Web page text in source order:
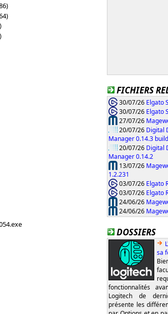
FICHIERS
30/07/26 Elgato
30/07/26 Elgato
27/07/26
20/07/26 Digital
Manager 0.14.3
20/07/26 Digital
Manager 0.14.2
13/07/26
1.2.231
03/07/26 Elgato
03/07/26 Elgato
24/06/26
24/06/26
DOSSIERS
sa
fonctionnalités
Logitech de
présente les